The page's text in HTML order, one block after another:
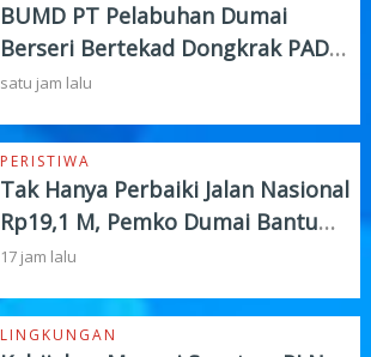
BUMD PT Pelabuhan Dumai
Berseri Bertekad Dongkrak PAD
dan Investasi
satu jam lalu
PERISTIWA
Tak Hanya Perbaiki Jalan Nasional
Rp19,1 M, Pemko Dumai Bantu
Instansi Vertikal Rp4,5 M
17 jam lalu
LINGKUNGAN